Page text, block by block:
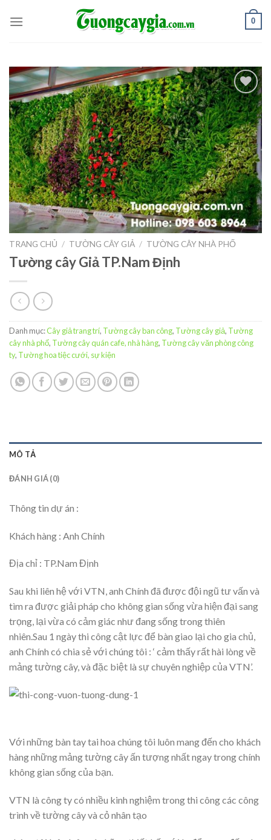
0
Add to
Wishlist
TRANG CHỦ / TƯỜNG CÂY GIẢ / TƯỜNG CÂY NHÀ PHỐ
Tường cây Giả TP.Nam Định
Danh mục:Cây giả trang trí, Tường cây ban công, Tường cây giả, Tường
cây nhà phố, Tường cây quán cafe, nhà hàng, Tường cây văn phòng công
ty, Tường hoa tiệc cưới, sự kiện
MÔ TẢ
ĐÁNH GIÁ (0)
Thông tin dự án :
Khách hàng : Anh Chính
Địa chỉ : TP.Nam Định
Sau khi liên hệ với VTN, anh Chính đã được đội ngũ tư vấn và
tìm ra được giải pháp cho không gian sống vừa hiện đại sang
trọng, lại vừa có cảm giác như đang sống trong thiên
nhiên.Sau 1 ngày thi công cật lực để bàn giao lại cho gia chủ,
anh Chính có chia sẻ với chúng tôi : ‘ cảm thấy rất hài lòng về
mảng tường cây, và đặc biệt là sự chuyên nghiệp của VTN’.
Với những bàn tay tai hoa chúng tôi luôn mang đến cho khách
hàng những mảng tường cây ấn tượng nhất ngay trong chính
không gian sống của bạn.
VTN là công ty có nhiều kinh nghiệm trong thi công các công
trình về tường cây và cỏ nhân tạo